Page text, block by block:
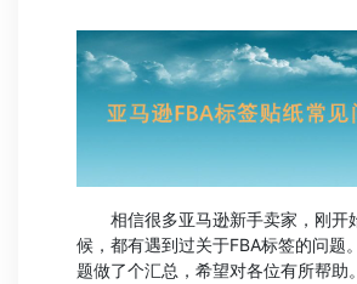
相信很多亚马逊新手卖家，刚开
候，都有遇到过关于FBA标签的问题
题做了个汇总，希望对各位有所帮助。